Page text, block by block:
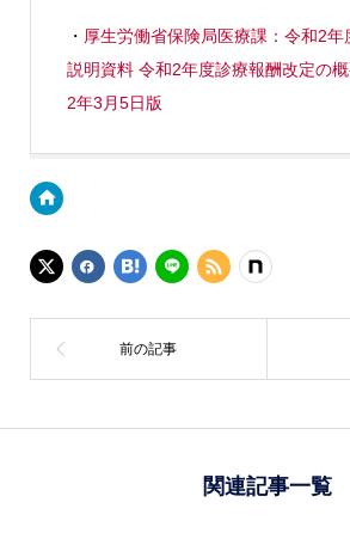
・ 厚生労働省保険局医療課：令和2年
説明資料 令和2年度診療報酬改定の
2年3月5日版
関連記事一覧